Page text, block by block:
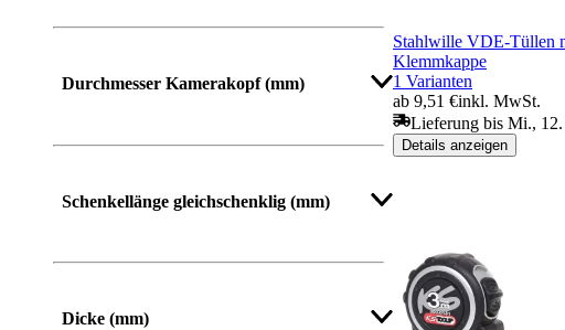
Durchmesser Kamerakopf (mm)
Schenkellänge gleichschenklig (mm)
Dicke (mm)
Stahlwille VDE-Tüllen
Klemmkappe
1 Varianten
ab 9,51 €inkl. MwSt.
Lieferung bis Mi.,
Details anzeigen